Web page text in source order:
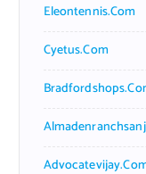
Eleontennis.com
Cyetus.com